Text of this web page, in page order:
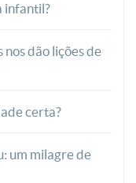
infantil?
nos dão lições de
certa?
um milagre de